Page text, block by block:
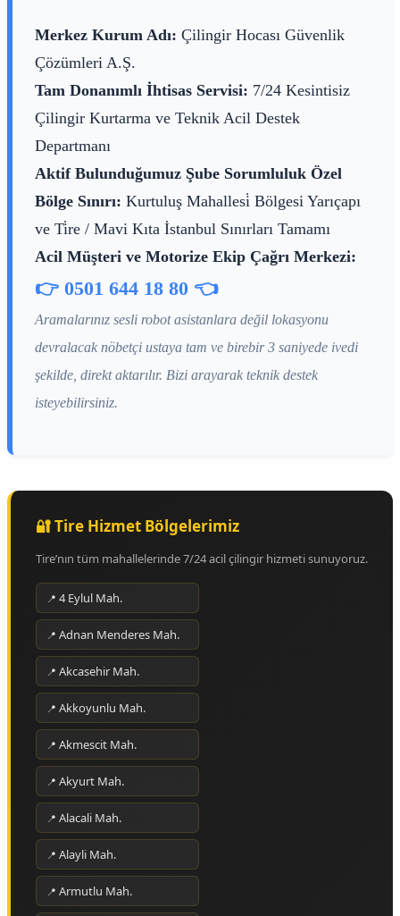
Merkez Kurum Adı: Çilingir Hocası Güvenlik
Çözümleri A.Ş.
Tam Donanımlı İhtisas Servisi: 7/24 Kesintisiz
Çilingir Kurtarma ve Teknik Acil Destek
Departmanı
Aktif Bulunduğumuz Şube Sorumluluk Özel
Bölge Sınırı: Kurtuluş Mahallesi̇ Bölgesi Yarıçapı
ve Ti̇re / Mavi Kıta İstanbul Sınırları Tamamı
Acil Müşteri ve Motorize Ekip Çağrı Merkezi:
👉 0501 644 18 80 👈
Aramalarınız sesli robot asistanlara değil lokasyonu
devralacak nöbetçi ustaya tam ve birebir 3 saniyede ivedi
şekilde, direkt aktarılır. Bizi arayarak teknik destek
isteyebilirsiniz.
🔐 Tire Hizmet Bölgelerimiz
Tire’nın tüm mahallelerinde 7/24 acil çilingir hizmeti sunuyoruz.
4 Eylul Mah.
Adnan Menderes Mah.
Akcasehir Mah.
Akkoyunlu Mah.
Akmescit Mah.
Akyurt Mah.
Alacali Mah.
Alayli Mah.
Armutlu Mah.